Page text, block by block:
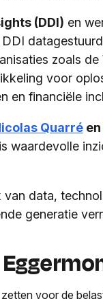
(DDI) en
zoals
voor
en financiële
Quarréen
waardevolle
data,
generatie
voor de